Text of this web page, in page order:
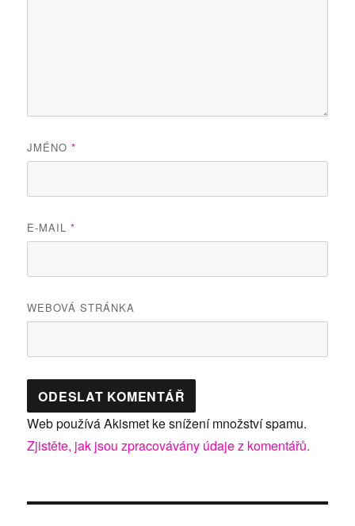
JMÉNO*
E-MAIL*
WEBOVÁ STRÁNKA
Web používá Akismet ke snížení množství spamu.
Zjistěte, jak jsou zpracovávány údaje z komentářů.